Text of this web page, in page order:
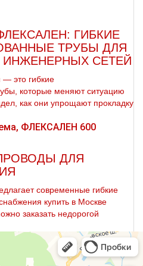
ГИБКИЕ
ТРУБЫ ДЛЯ
СЕТЕЙ
— это гибкие
которые меняют ситуацию
как они упрощают прокладку
ДЛЯ
современные гибкие
купить в Москве
заказать недорогой